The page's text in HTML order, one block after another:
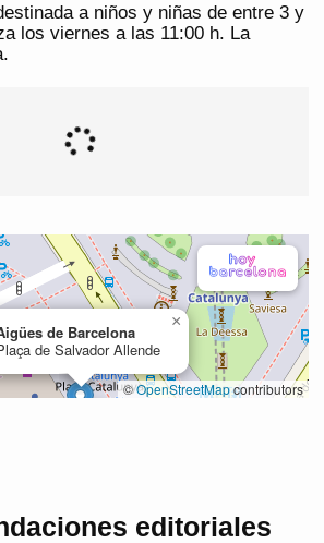
a niños y niñas de entre 3 y
los viernes a las 11:00 h. La
editoriales